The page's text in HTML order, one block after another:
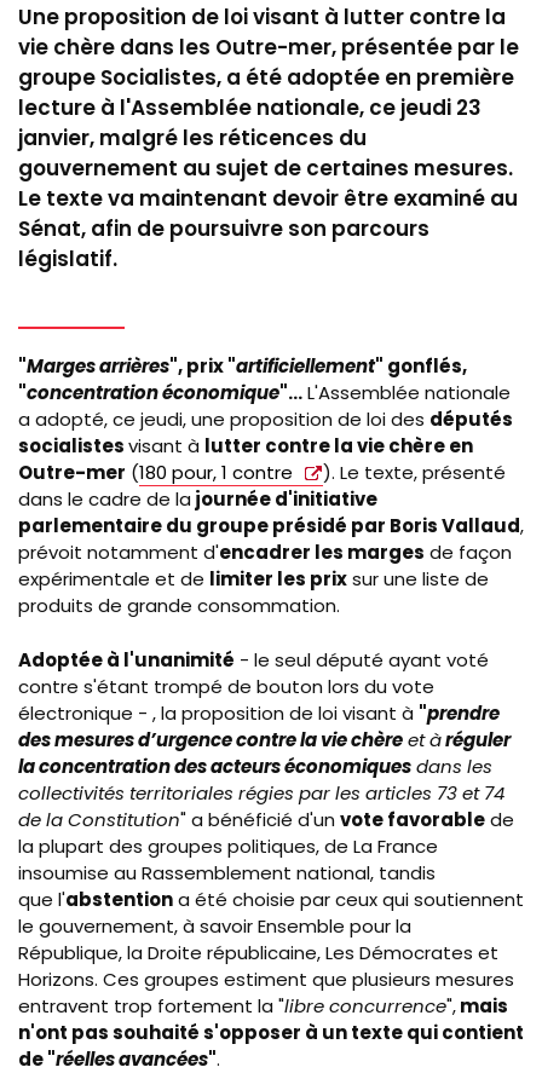
Une proposition de loi visant à lutter contre la
vie chère dans les Outre-mer, présentée par le
groupe Socialistes, a été adoptée en première
lecture à l'Assemblée nationale, ce jeudi 23
janvier, malgré les réticences du
gouvernement au sujet de certaines mesures.
Le texte va maintenant devoir être examiné au
Sénat, afin de poursuivre son parcours
législatif.
"Marges arrières", prix "artificiellement" gonflés,
"concentration économique"...L'Assemblée nationale
a adopté, ce jeudi, une proposition de loi des députés
socialistesvisant à lutter contre la vie chère en
Outre-mer (180 pour, 1 contre
). Le texte, présenté
dans le cadre de la journée d'initiative
parlementaire du groupe présidé par Boris Vallaud,
prévoit notamment d'encadrer les marges de façon
expérimentale et de limiter les prixsur une liste de
produits de grande consommation.
Adoptée à l'unanimité - le seul député ayant voté
contre s'étant trompé de bouton lors du vote
électronique - , la proposition de loi visant à "prendre
des mesures d’urgence contre la vie chèreet àréguler
la concentration des acteurs économiquesdans les
collectivités territoriales régies par les articles 73 et 74
de la Constitution" a bénéficié d'un vote favorablede
la plupart des groupes politiques, de La France
insoumise au Rassemblement national, tandis
que l'abstentiona été choisie par ceux qui soutiennent
le gouvernement, à savoir Ensemble pour la
République, la Droite républicaine, Les Démocrates et
Horizons. Ces groupes estiment que plusieurs mesures
entravent trop fortement la "libre concurrence",mais
n'ont pas souhaité s'opposer à un texte qui contient
de "réelles avancées".